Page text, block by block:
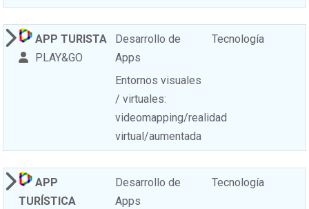
APP TURISTA
PLAY&GO
Desarrollo de
Apps
Entornos visuales
/ virtuales:
videomapping/realidad
virtual/aumentada
Tecnología
APP
TURÍSTICA
Desarrollo de
Apps
Tecnología